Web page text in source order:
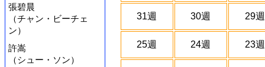
張碧晨
（チャン・ビーチェ
ン）
許嵩
（シュー・ソン）
31週 30週 29週
25週 24週 23週